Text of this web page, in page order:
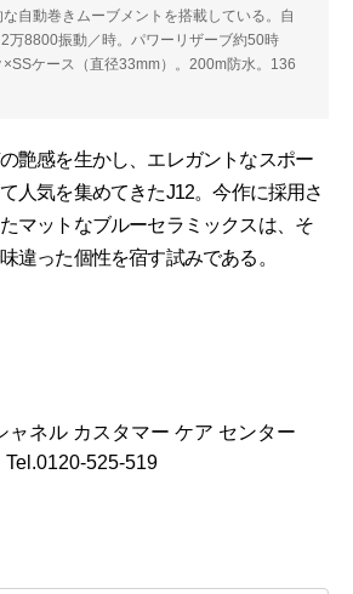
自動巻きムーブメントを搭載している。自
万8800振動／時。パワーリザーブ約50時
ケース（直径33mm）。200m防水。136
艶感を生かし、エレガントなスポー
人気を集めてきたJ12。今作に採用さ
マットなブルーセラミックスは、そ
違った個性を宿す試みである。
ャネル カスタマー ケア センター
Tel.0120-525-519